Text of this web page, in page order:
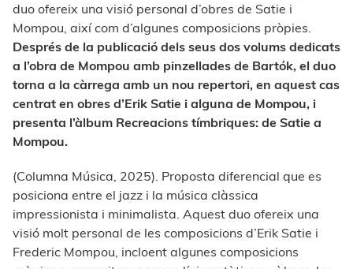
duo ofereix una visió personal d’obres de Satie i
Mompou, així com d’algunes composicions pròpies.
Després de la publicació dels seus dos volums dedicats
a l’obra de Mompou amb pinzellades de Bartók, el duo
torna a la càrrega amb un nou repertori, en aquest cas
centrat en obres d’Erik Satie i alguna de Mompou, i
presenta l’àlbum Recreacions tímbriques: de Satie a
Mompou.
(Columna Música, 2025). Proposta diferencial que es
posiciona entre el jazz i la música clàssica
impressionista i minimalista. Aquest duo ofereix una
visió molt personal de les composicions d’Erik Satie i
Frederic Mompou, incloent algunes composicions